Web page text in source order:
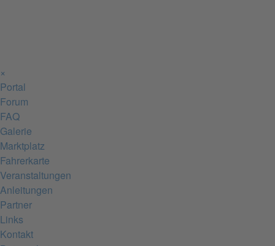
×
Portal
Forum
FAQ
Galerie
Marktplatz
Fahrerkarte
Veranstaltungen
Anleitungen
Partner
Links
Kontakt